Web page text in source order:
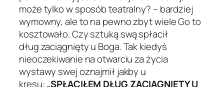
może tylko w sposób teatralny? – bardziej
wymowny, ale to na pewno zbyt wiele Go to
kosztowało.Czy sztuką swą spłacił
długzaciągnięty u Boga.Tak kiedyś
nieoczekiwanie na otwarciu za życia
wystawy swej oznajmił jakby u
kresu:„SPŁĄCIŁEM DŁUG ZACIĄGNIĘTY U